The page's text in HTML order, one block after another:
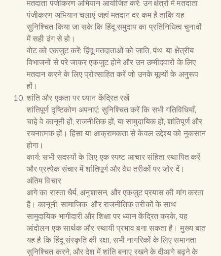
मतदाता पंजीकरण अभियान आयोजित करें: उन क्षेत्रों में मतदाता
पंजीकरण अभियान चलाएं जहां मतदान दर कम है ताकि यह
सुनिश्चित किया जा सके कि हिंदू समुदाय का प्रतिनिधित्व चुनावों
में सही ढंग से हो।
वोट को एकजुट करें: हिंदू मतदाताओं को जाति, पंथ, या क्षेत्रीय
विभाजनों से परे जाकर एकजुट होने और उन उम्मीदवारों के लिए
मतदान करने के लिए प्रोत्साहित करें जो उनके मूल्यों के अनुरूप
हों।
शांति और एकता पर ध्यान केंद्रित रखें
शांतिपूर्ण दृष्टिकोण अपनाएं: सुनिश्चित करें कि सभी गतिविधियाँ,
चाहे वे कानूनी हों, राजनीतिक हों, या सामुदायिक हों, शांतिपूर्ण और
रचनात्मक हों। हिंसा या आक्रामकता से केवल उद्देश्य को नुकसान
होगा।
कार्य: सभी सदस्यों के लिए एक स्पष्ट आचार संहिता स्थापित करें
और प्रत्येक संचार में शांतिपूर्ण और वैध तरीकों पर जोर दें।
अंतिम विचार
आगे का रास्ता धैर्य, अनुशासन, और एकजुट प्रयास की मांग करता
है। कानूनी, सामाजिक, और राजनीतिक तरीकों के साथ
सामुदायिक भागीदारी और शिक्षा पर ध्यान केंद्रित करके, यह
आंदोलन एक सार्थक और स्थायी प्रभाव बना सकता है। मुख्य बात
यह है कि हिंदू संस्कृति की रक्षा, सभी नागरिकों के लिए समानता
सुनिश्चित करने, और देश में शांति बनाए रखने के दीआगे बढ़ने के